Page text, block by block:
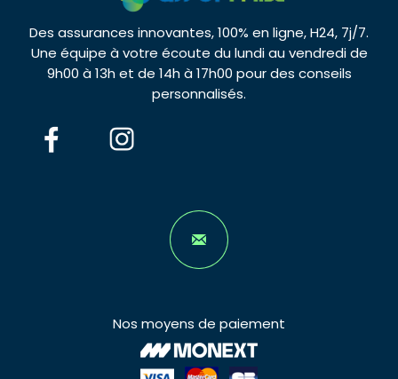
Des assurances innovantes, 100% en ligne, H24, 7j/7.
Une équipe à votre écoute du lundi au vendredi de
9h00 à 13h et de 14h à 17h00 pour des conseils
personnalisés.
Nos moyens de paiement